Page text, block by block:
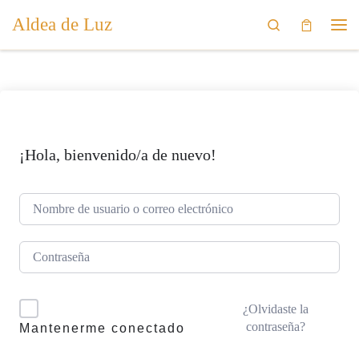
Saltar al contenido
Aldea de Luz
Search
¡Hola, bienvenido/a de nuevo!
Mantenerme conectado
¿Olvidaste la
contraseña?